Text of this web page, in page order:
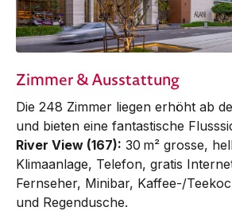
Zimmer & Ausstattung
Die 248 Zimmer liegen erhöht ab
und bieten eine fantastische
River View (167): 30 m² grosse,
Klimaan­lage, Telefon, gratis
Fernseher, Minibar, Kaffee-/
und Regendusche.